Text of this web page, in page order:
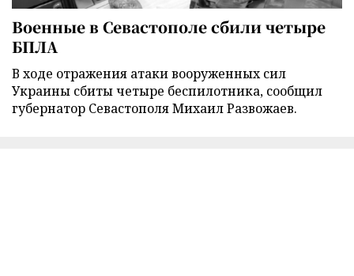
Военные в Севастополе сбили четыре
БПЛА
В ходе отражения атаки вооруженных сил
Украины сбиты четыре беспилотника, сообщил
губернатор Севастополя Михаил Развожаев.